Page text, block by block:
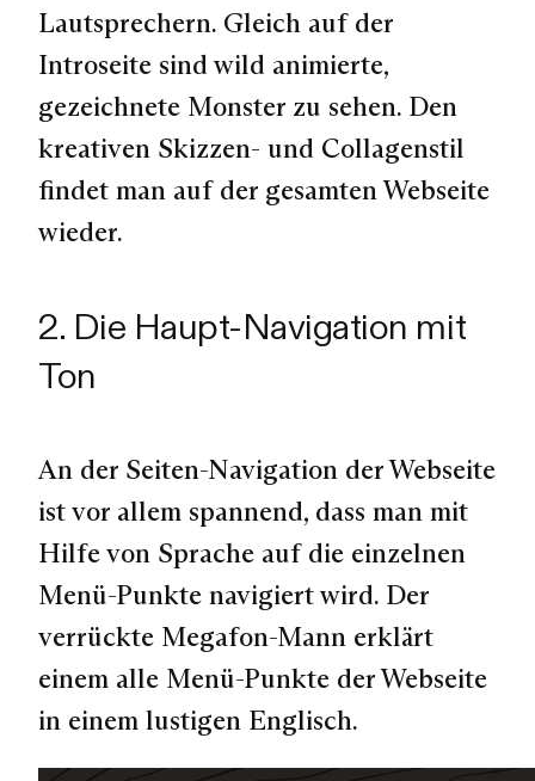
Lautsprechern. Gleich auf der
Introseite sind wild animierte,
gezeichnete Monster zu sehen. Den
kreativen Skizzen- und Collagenstil
findet man auf der gesamten Webseite
wieder.
2. Die Haupt-Navigation mit
Ton
An der Seiten-Navigation der Webseite
ist vor allem spannend, dass man mit
Hilfe von Sprache auf die einzelnen
Menü-Punkte navigiert wird. Der
verrückte Megafon-Mann erklärt
einem alle Menü-Punkte der Webseite
in einem lustigen Englisch.